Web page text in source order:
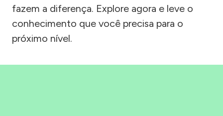
fazem a diferença. Explore agora e leve o
conhecimento que você precisa para o
próximo nível.